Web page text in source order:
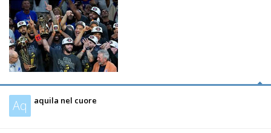
Aq aquila nel cuore